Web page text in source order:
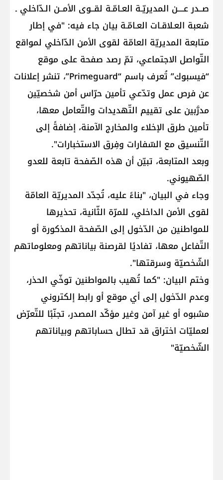
صــدر عــــن المديريّـة العـامّـة لقــوى الأمــن الـدّاخلي ـ
شعبة العـلاقـات العـامّـة بيان جاء فيه: "في إطار
متابعة المديريّة العامّة لقوى الأمن الدّاخلي لمواقع
التّواصل الاجتماعي، تمّ رصد صفحة على موقع
“فيسبوك” تُعرف باسم “Primeguard”، تنشر إعلانات
عن فرص عمل وتدّعي تأمين حرّاس أمن شخصيّين
مدرَّبين على تقييم التّهديدات والتّعامل معها،
تأمين طرق الإخلاء والمخارج الآمنة، إضافةً إلى
التّنسيق مع السّفارات وفِرق الاستخبارات".
وبعد المتابعة، تبيّن أن هذه الصّفحة تابعة للعدو
الصّهيوني.
وجاء في البيان، "بناءً عليه، تُجدّد المديريّة العامّة
لقوى الأمن الداخلي، للمرّة الثّانية، تحذيرها
للمواطنين من الدّخول إلى الصّفحة المذكورة أو
التّفاعل معها، تفاديًا لقرصنة بياناتهم ومعلوماتهم
الشّخصيّة وسرقتها".
وختم البيان: "كما تُهيب بالمواطنين توخّي الحذر،
وعدم الدّخول إلى أي موقع أو رابط إلكتروني
مشبوه أو غير آمن وغير مؤكّد المصدر، تجنّبًا للتّعرّض
لعمليّات اختراق قد تطال حساباتهم وبياناتهم
الشّخصيّة"